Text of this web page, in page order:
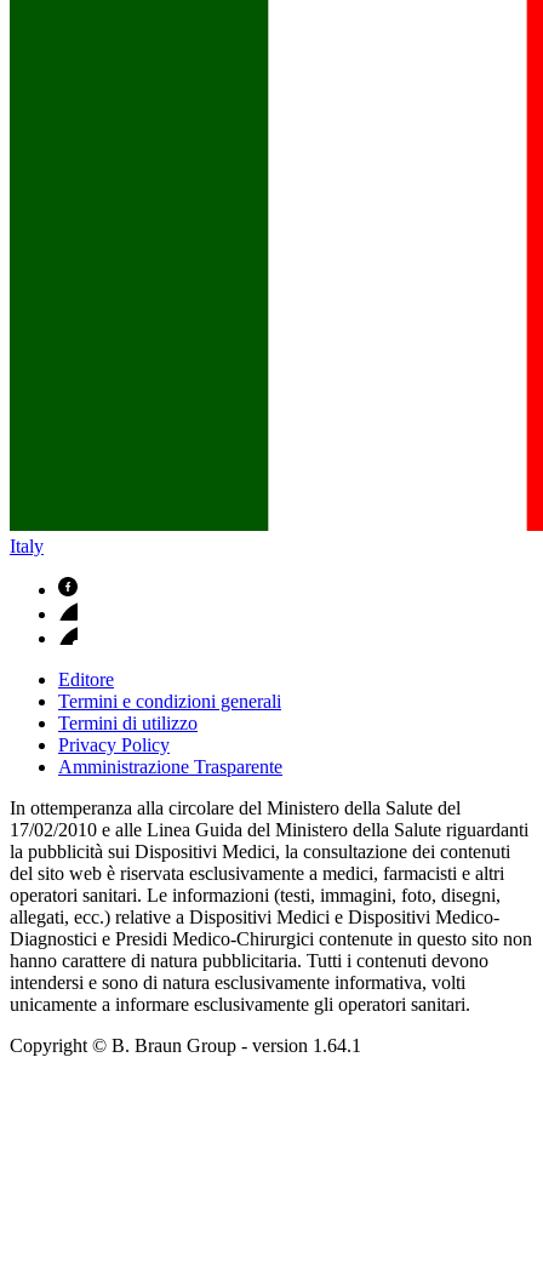
Italy
Editore
Termini e condizioni generali
Termini di utilizzo
Privacy Policy
Amministrazione Trasparente
In ottemperanza alla circolare del Ministero della Salute del
17/02/2010 e alle Linea Guida del Ministero della Salute riguardanti
la pubblicità sui Dispositivi Medici, la consultazione dei contenuti
del sito web è riservata esclusivamente a medici, farmacisti e altri
operatori sanitari. Le informazioni (testi, immagini, foto, disegni,
allegati, ecc.) relative a Dispositivi Medici e Dispositivi Medico-
Diagnostici e Presidi Medico-Chirurgici contenute in questo sito non
hanno carattere di natura pubblicitaria. Tutti i contenuti devono
intendersi e sono di natura esclusivamente informativa, volti
unicamente a informare esclusivamente gli operatori sanitari.
Copyright © B. Braun Group - version 1.64.1